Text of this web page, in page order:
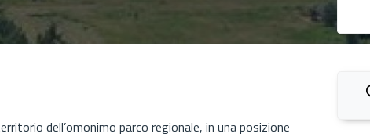
dell’omonimo parco regionale, in una posizione